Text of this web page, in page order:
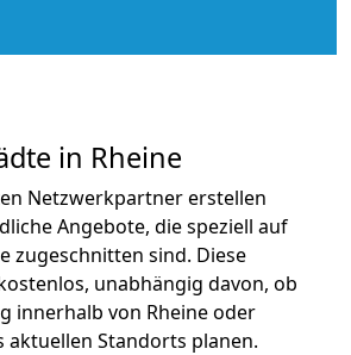
in Rheine
Netzwerkpartner erstellen
Angebote, die speziell auf
zugeschnitten sind. Diese
unabhängig davon, ob
innerhalb von Rheine oder
aktuellen Standorts planen.